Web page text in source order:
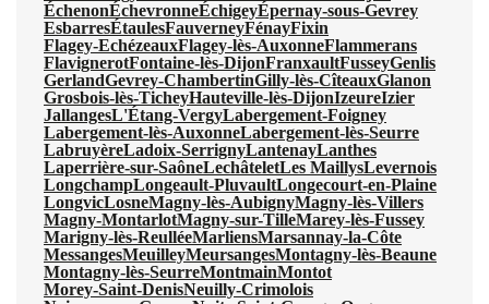
ÉchenonÉchevronneÉchigeyÉpernay-sous-Gevrey
EsbarresÉtaulesFauverneyFénayFixin
Flagey-EchézeauxFlagey-lès-AuxonneFlammerans
FlavignerotFontaine-lès-DijonFranxaultFusseyGenlis
GerlandGevrey-ChambertinGilly-lès-CîteauxGlanon
Grosbois-lès-TicheyHauteville-lès-DijonIzeureIzier
JallangesL'Étang-VergyLabergement-Foigney
Labergement-lès-AuxonneLabergement-lès-Seurre
LabruyèreLadoix-SerrignyLantenayLanthes
Laperrière-sur-SaôneLechâteletLes MaillysLevernois
LongchampLongeault-PluvaultLongecourt-en-Plaine
LongvicLosneMagny-lès-AubignyMagny-lès-Villers
Magny-MontarlotMagny-sur-TilleMarey-lès-Fussey
Marigny-lès-ReulléeMarliensMarsannay-la-Côte
MessangesMeuilleyMeursangesMontagny-lès-Beaune
Montagny-lès-SeurreMontmainMontot
Morey-Saint-DenisNeuilly-Crimolois